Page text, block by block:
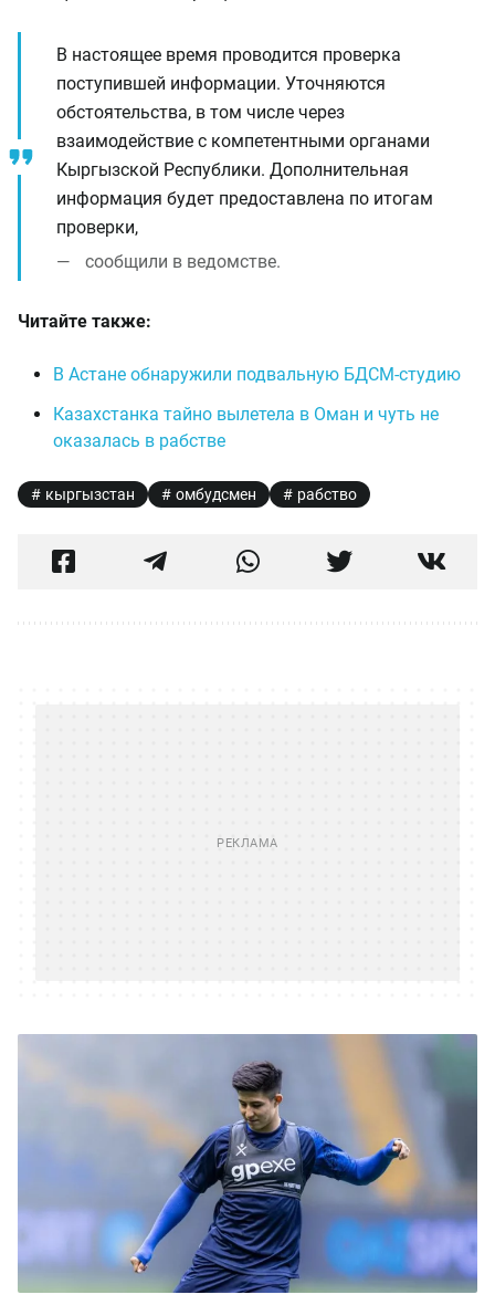
В настоящее время проводится проверка
поступившей информации. Уточняются
обстоятельства, в том числе через
взаимодействие с компетентными органами
Кыргызской Республики. Дополнительная
информация будет предоставлена по итогам
проверки,
сообщили в ведомстве.
Читайте также:
В Астане обнаружили подвальную БДСМ-студию
Казахстанка тайно вылетела в Оман и чуть не
оказалась в рабстве
кыргызстан омбудсмен рабство